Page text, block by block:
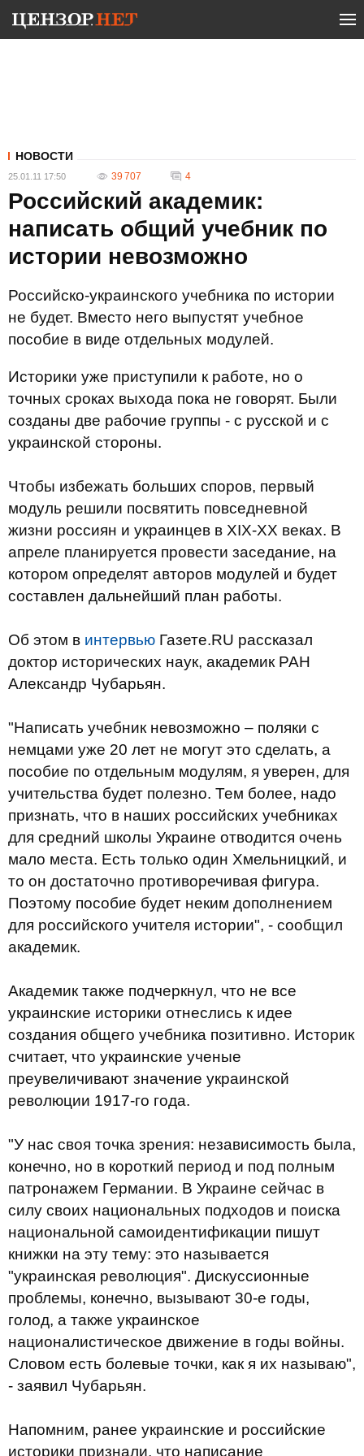
НОВОСТИ
25.01.11 17:50 39 707 4
Российский академик:
написать общий учебник по
истории невозможно
Российско-украинского учебника по истории
не будет. Вместо него выпустят учебное
пособие в виде отдельных модулей.
Историки уже приступили к работе, но о
точных сроках выхода пока не говорят. Были
созданы две рабочие группы - с русской и с
украинской стороны.
Чтобы избежать больших споров, первый
модуль решили посвятить повседневной
жизни россиян и украинцев в XIX-XX веках. В
апреле планируется провести заседание, на
котором определят авторов модулей и будет
составлен дальнейший план работы.
Об этом в интервью Газете.RU рассказал
доктор исторических наук, академик РАН
Александр Чубарьян.
"Написать учебник невозможно – поляки с
немцами уже 20 лет не могут это сделать, а
пособие по отдельным модулям, я уверен, для
учительства будет полезно. Тем более, надо
признать, что в наших российских учебниках
для средний школы Украине отводится очень
мало места. Есть только один Хмельницкий, и
то он достаточно противоречивая фигура.
Поэтому пособие будет неким дополнением
для российского учителя истории", - сообщил
академик.
Академик также подчеркнул, что не все
украинские историки отнеслись к идее
создания общего учебника позитивно. Историк
считает, что украинские ученые
преувеличивают значение украинской
революции 1917-го года.
"У нас своя точка зрения: независимость была,
конечно, но в короткий период и под полным
патронажем Германии. В Украине сейчас в
силу своих национальных подходов и поиска
национальной самоидентификации пишут
книжки на эту тему: это называется
"украинская революция". Дискуссионные
проблемы, конечно, вызывают 30-е годы,
голод, а также украинское
националистическое движение в годы войны.
Словом есть болевые точки, как я их называю",
- заявил Чубарьян.
Напомним, ранее украинские и российские
историки признали, что написание